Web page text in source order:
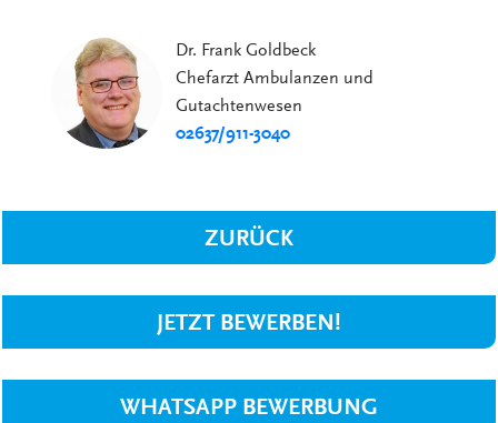
Dr. Frank Goldbeck
Chefarzt Ambulanzen und
Gutachtenwesen
02637/911-3040
ZURÜCK
JETZT BEWERBEN!
WHATSAPP BEWERBUNG